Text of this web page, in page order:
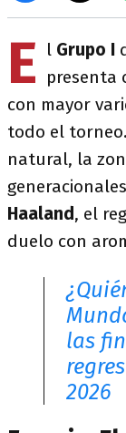
E l Grupo I
presenta
con mayor
todo el
natural, la
Haaland, el
duelo con
las
2026